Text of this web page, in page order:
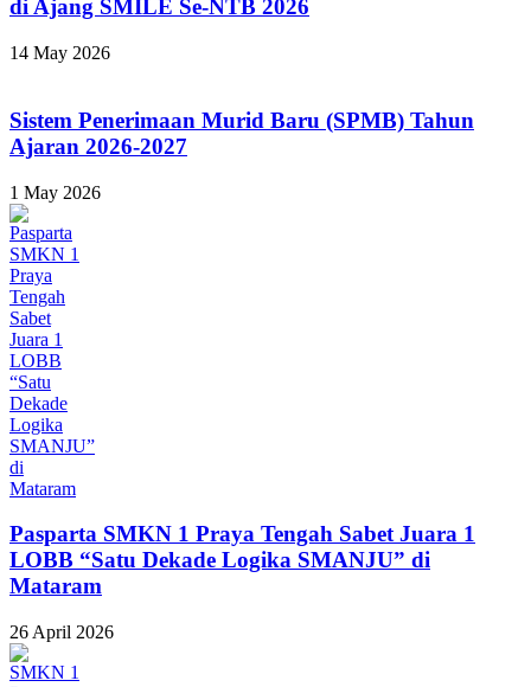
di Ajang SMILE Se-NTB 2026
14 May 2026
Sistem Penerimaan Murid Baru (SPMB) Tahun
Ajaran 2026-2027
1 May 2026
Pasparta SMKN 1 Praya Tengah Sabet Juara 1
LOBB “Satu Dekade Logika SMANJU” di
Mataram
26 April 2026